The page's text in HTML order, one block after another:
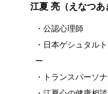
江夏 亮（えなつあ
・公認心理師
・日本ゲシュタル
ー
・トランスパーソ